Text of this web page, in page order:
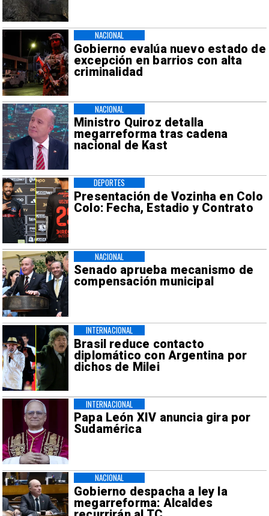
Gobierno evalúa nuevo estado de
excepción en barrios con alta
criminalidad
NACIONAL
Ministro Quiroz detalla
megarreforma tras cadena
nacional de Kast
NACIONAL
Presentación de Vozinha en Colo
Colo: Fecha, Estadio y Contrato
DEPORTES
Senado aprueba mecanismo de
compensación municipal
NACIONAL
Brasil reduce contacto
diplomático con Argentina por
dichos de Milei
INTERNACIONAL
Papa León XIV anuncia gira por
Sudamérica
INTERNACIONAL
Gobierno despacha a ley la
megarreforma: Alcaldes
NACIONAL